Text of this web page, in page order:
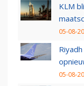
KLM
05-08-
05-08-